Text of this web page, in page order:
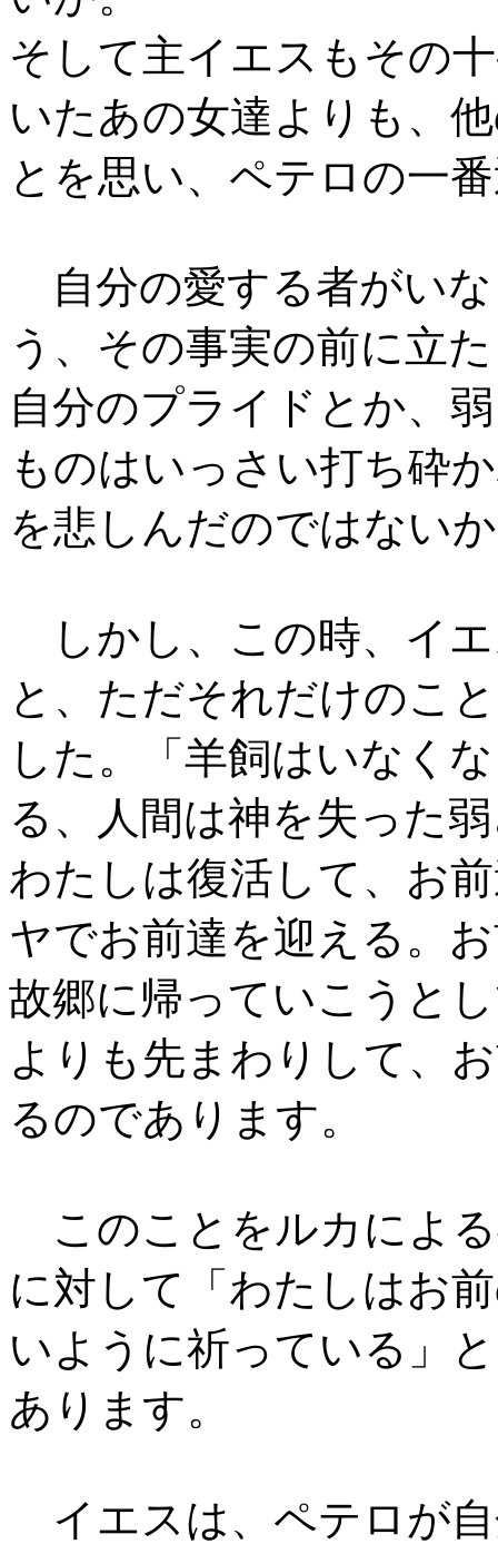
そして主イエスもその
いたあの女達よりも、
とを思い、ペテロの一
自分の愛する者がい
う、その事実の前に立
自分のプライドとか、
ものはいっさい打ち砕
を悲しんだのではない
しかし、この時、イ
と、ただそれだけのこ
した。「羊飼はいなく
る、人間は神を失った
わたしは復活して、お
ヤでお前達を迎える。
故郷に帰っていこうと
よりも先まわりして、
るのであります。
このことをルカによ
に対して「わたしはお
いように祈っている」
あります。
イエスは、ペテロが